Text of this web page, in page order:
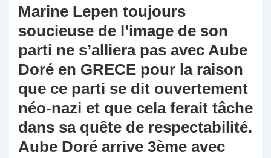
Marine Lepen toujours
soucieuse de l’image de son
parti ne s’alliera pas avec Aube
Doré en GRECE pour la raison
que ce parti se dit ouvertement
néo-nazi et que cela ferait tâche
dans sa quête de respectabilité.
Aube Doré arrive 3ème avec